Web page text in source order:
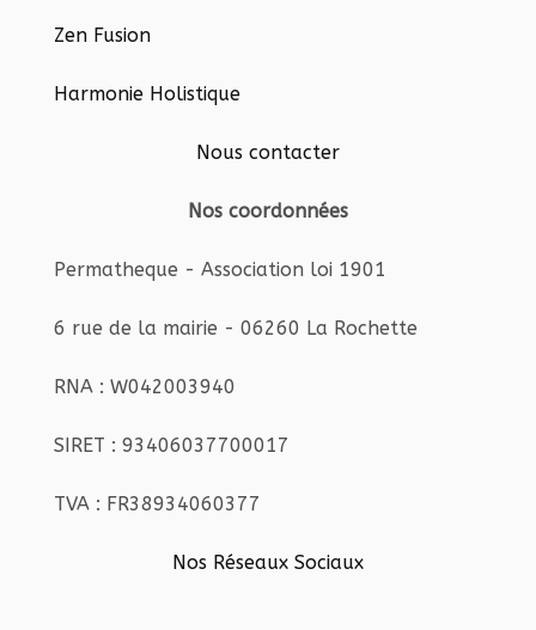
Zen Fusion
Harmonie Holistique
Nous contacter
Nos coordonnées
Permatheque - Association loi 1901
6 rue de la mairie - 06260 La Rochette
RNA : W042003940
SIRET : 93406037700017
TVA : FR38934060377
Nos Réseaux Sociaux